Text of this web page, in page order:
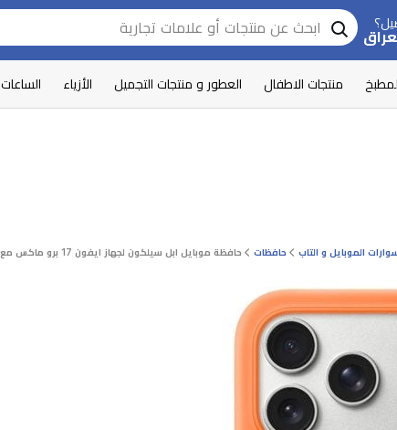
منتجات الاطفال العطور و منتجات التجميل الأزياء الساعات
الموبايل و التاب حافظات حافظة موبايل ابل سيلكون لجهاز ايفون 17 برو ماكس مع خاصية الماك سيف - ظهر نقي